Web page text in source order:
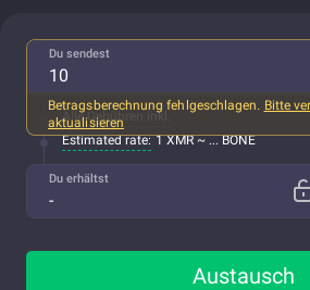
Du sendest
Betragsberechnung fehlgeschlagen. Bitte
aktualisieren
Alle Gebühren inkl.
Estimated rate: 1 XMR ~ ... BONE
Du erhältst
Austausch